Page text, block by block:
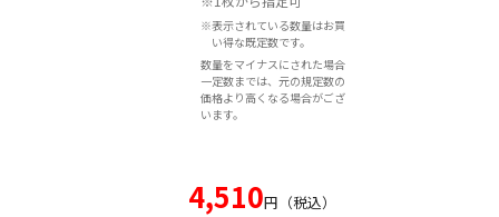
※表示されている数量はお買
い得な既定数です。
数量をマイナスにされた場合
一定数までは、元の規定数の
価格より高くなる場合がござ
います。
4,510円（税込）